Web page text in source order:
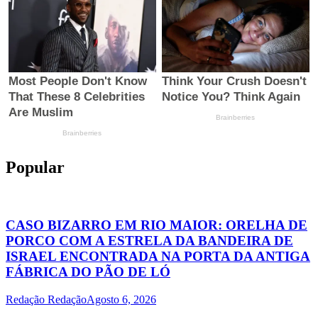
Popular
CASO BIZARRO EM RIO MAIOR: ORELHA DE
PORCO COM A ESTRELA DA BANDEIRA DE
ISRAEL ENCONTRADA NA PORTA DA ANTIGA
FÁBRICA DO PÃO DE LÓ
Redação RedaçãoAgosto 6, 2026